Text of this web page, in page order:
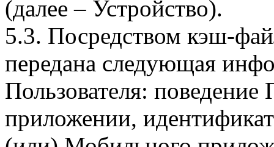
(далее – Устройство).
5.3. Посредством кэш-
передана следующая
Пользователя:
приложении,